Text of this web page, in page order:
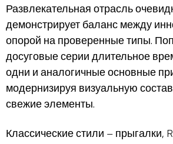
Развлекательная отрасль
демонстрирует баланс между
опорой на проверенные типы.
досуговые серии длительное
одни и аналогичные основные
модернизируя визуальную
свежие элементы.
Классические стили – прыгалки,